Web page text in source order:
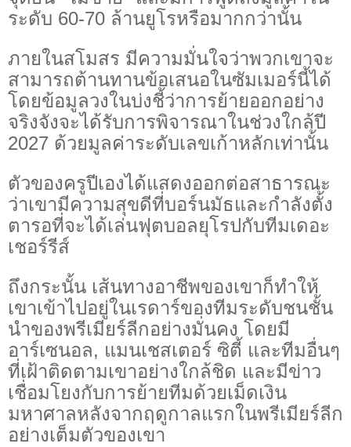
ระดับ 60-70 ล้านยูโรหรือมากกว่านั้น
ภายในสโมสร มีความมั่นใจว่าพวกเขาจะ
สามารถต้านทานข้อเสนอในซัมเมอร์นี้ได้
โดยข้อมูลวงในบ่งชี้ว่าการย้ายออกอย่าง
จริงจังจะได้รับการพิจารณาในช่วงใกล้ปี
2027 ด้วยมูลค่าระดับเลขเก้าหลักเท่านั้น
ตัวของครูปีเองได้แสดงออกต่อสาธารณะ
ว่าเขามีความสุขดีที่บอร์นมัธและกำลังตั้ง
ตารอที่จะได้เล่นฟุตบอลยุโรปกับทีมเดอะ
เชอร์รีส์
ถึงกระนั้น เส้นทางอาชีพของเขาก็ทำให้
เขาเข้าไปอยู่ในเรดาร์ของทีมระดับชนชั้น
นำของพรีเมียร์ลีกอย่างมั่นคง โดยมี
อาร์เซนอล, แมนเชสเตอร์ ซิตี้ และทีมอื่นๆ
ที่เฝ้าติดตามเขาอย่างใกล้ชิด และมีข่าว
เชื่อมโยงกับการย้ายทีมด้วยเม็ดเงิน
มหาศาลหลังจากฤดูกาลแรกในพรีเมียร์ลีก
อย่างเต็มตัวของเขา